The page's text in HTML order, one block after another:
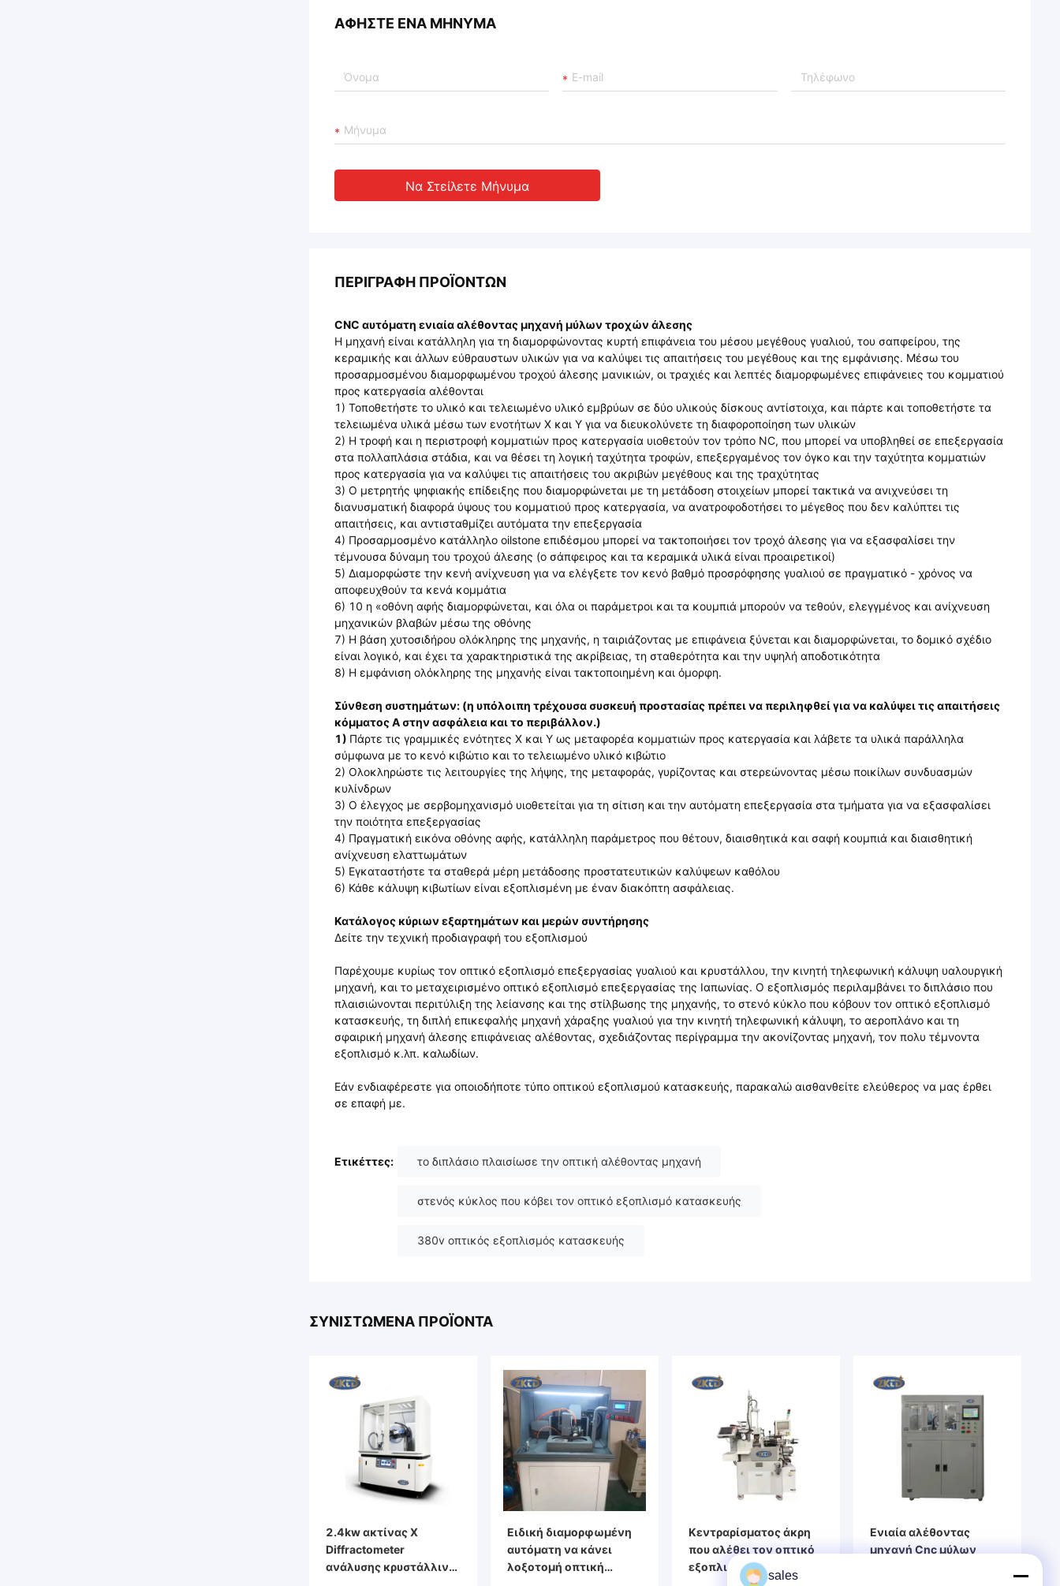
ΑΦΉΣΤΕ ΈΝΑ ΜΉΝΥΜΑ
Να Στείλετε Μήνυμα
ΠΕΡΙΓΡΑΦΉ ΠΡΟΪΌΝΤΩΝ
CNC αυτόματη ενιαία αλέθοντας μηχανή μύλων τροχών άλεσης
Η μηχανή είναι κατάλληλη για τη διαμορφώνοντας κυρτή επιφάνεια του μέσου μεγέθους γυαλιού, του σαπφείρου, της
κεραμικής και άλλων εύθραυστων υλικών για να καλύψει τις απαιτήσεις του μεγέθους και της εμφάνισης. Μέσω του
προσαρμοσμένου διαμορφωμένου τροχού άλεσης μανικιών, οι τραχιές και λεπτές διαμορφωμένες επιφάνειες του κομματιού
προς κατεργασία αλέθονται
1) Τοποθετήστε το υλικό και τελειωμένο υλικό εμβρύων σε δύο υλικούς δίσκους αντίστοιχα, και πάρτε και τοποθετήστε τα
τελειωμένα υλικά μέσω των ενοτήτων Χ και Υ για να διευκολύνετε τη διαφοροποίηση των υλικών
2) Η τροφή και η περιστροφή κομματιών προς κατεργασία υιοθετούν τον τρόπο NC, που μπορεί να υποβληθεί σε επεξεργασία
στα πολλαπλάσια στάδια, και να θέσει τη λογική ταχύτητα τροφών, επεξεργαμένος τον όγκο και την ταχύτητα κομματιών
προς κατεργασία για να καλύψει τις απαιτήσεις του ακριβών μεγέθους και της τραχύτητας
3) Ο μετρητής ψηφιακής επίδειξης που διαμορφώνεται με τη μετάδοση στοιχείων μπορεί τακτικά να ανιχνεύσει τη
διανυσματική διαφορά ύψους του κομματιού προς κατεργασία, να ανατροφοδοτήσει το μέγεθος που δεν καλύπτει τις
απαιτήσεις, και αντισταθμίζει αυτόματα την επεξεργασία
4) Προσαρμοσμένο κατάλληλο oilstone επιδέσμου μπορεί να τακτοποιήσει τον τροχό άλεσης για να εξασφαλίσει την
τέμνουσα δύναμη του τροχού άλεσης (ο σάπφειρος και τα κεραμικά υλικά είναι προαιρετικοί)
5) Διαμορφώστε την κενή ανίχνευση για να ελέγξετε τον κενό βαθμό προσρόφησης γυαλιού σε πραγματικό - χρόνος να
αποφευχθούν τα κενά κομμάτια
6) 10 η «οθόνη αφής διαμορφώνεται, και όλα οι παράμετροι και τα κουμπιά μπορούν να τεθούν, ελεγγμένος και ανίχνευση
μηχανικών βλαβών μέσω της οθόνης
7) Η βάση χυτοσιδήρου ολόκληρης της μηχανής, η ταιριάζοντας με επιφάνεια ξύνεται και διαμορφώνεται, το δομικό σχέδιο
είναι λογικό, και έχει τα χαρακτηριστικά της ακρίβειας, τη σταθερότητα και την υψηλή αποδοτικότητα
8) Η εμφάνιση ολόκληρης της μηχανής είναι τακτοποιημένη και όμορφη.
Σύνθεση συστημάτων: (η υπόλοιπη τρέχουσα συσκευή προστασίας πρέπει να περιληφθεί για να καλύψει τις απαιτήσεις
κόμματος Α στην ασφάλεια και το περιβάλλον.)
1) Πάρτε τις γραμμικές ενότητες Χ και Υ ως μεταφορέα κομματιών προς κατεργασία και λάβετε τα υλικά παράλληλα
σύμφωνα με το κενό κιβώτιο και το τελειωμένο υλικό κιβώτιο
2) Ολοκληρώστε τις λειτουργίες της λήψης, της μεταφοράς, γυρίζοντας και στερεώνοντας μέσω ποικίλων συνδυασμών
κυλίνδρων
3) Ο έλεγχος με σερβομηχανισμό υιοθετείται για τη σίτιση και την αυτόματη επεξεργασία στα τμήματα για να εξασφαλίσει
την ποιότητα επεξεργασίας
4) Πραγματική εικόνα οθόνης αφής, κατάλληλη παράμετρος που θέτουν, διαισθητικά και σαφή κουμπιά και διαισθητική
ανίχνευση ελαττωμάτων
5) Εγκαταστήστε τα σταθερά μέρη μετάδοσης προστατευτικών καλύψεων καθόλου
6) Κάθε κάλυψη κιβωτίων είναι εξοπλισμένη με έναν διακόπτη ασφάλειας.
Κατάλογος κύριων εξαρτημάτων και μερών συντήρησης
Δείτε την τεχνική προδιαγραφή του εξοπλισμού
Παρέχουμε κυρίως τον οπτικό εξοπλισμό επεξεργασίας γυαλιού και κρυστάλλου, την κινητή τηλεφωνική κάλυψη υαλουργική
μηχανή, και το μεταχειρισμένο οπτικό εξοπλισμό επεξεργασίας της Ιαπωνίας. Ο εξοπλισμός περιλαμβάνει το διπλάσιο που
πλαισιώνονται περιτύλιξη της λείανσης και της στίλβωσης της μηχανής, το στενό κύκλο που κόβουν τον οπτικό εξοπλισμό
κατασκευής, τη διπλή επικεφαλής μηχανή χάραξης γυαλιού για την κινητή τηλεφωνική κάλυψη, το αεροπλάνο και τη
σφαιρική μηχανή άλεσης επιφάνειας αλέθοντας, σχεδιάζοντας περίγραμμα την ακονίζοντας μηχανή, τον πολυ τέμνοντα
εξοπλισμό κ.λπ. καλωδίων.
Εάν ενδιαφέρεστε για οποιοδήποτε τύπο οπτικού εξοπλισμού κατασκευής, παρακαλώ αισθανθείτε ελεύθερος να μας έρθει
σε επαφή με.
Ετικέττες: το διπλάσιο πλαισίωσε την οπτική αλέθοντας μηχανή
στενός κύκλος που κόβει τον οπτικό εξοπλισμό κατασκευής
380v οπτικός εξοπλισμός κατασκευής
ΣΥΝΙΣΤΏΜΕΝΑ ΠΡΟΪΌΝΤΑ
2.4kw ακτίνας X
Diffractometer
ανάλυσης κρυστάλλινο
Ειδική διαμορφωμένη
αυτόματη να κάνει
λοξοτομή οπτική
Κεντραρίσματος άκρη
που αλέθει τον οπτικό
εξοπλισμό κατασκευής/
Ενιαία αλέθοντας
μηχανή Cnc μύλων
sales